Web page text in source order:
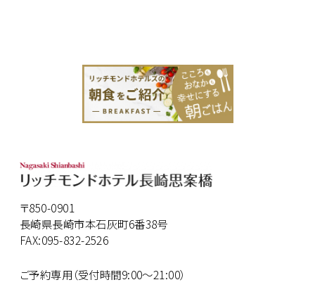
〒850-0901
長崎県長崎市本石灰町6番38号
FAX:095-832-2526
ご予約専用（受付時間9:00～21:00）